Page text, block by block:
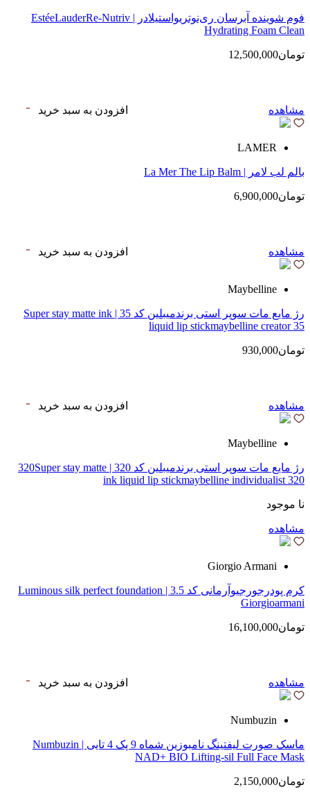
فوم شوینده آبرسان ری‌نوتریواستیلادر | EstéeLauderRe-Nutriv
Hydrating Foam Clean
تومان12,500,000
مشاهده افزودن به سبد خرید
LAMER
بالم لب لامر | La Mer The Lip Balm
تومان6,900,000
مشاهده افزودن به سبد خرید
Maybelline
رژ مایع مات سوپر استی‌ برندمیبلین کد 35 | Super stay matte ink
liquid lip stickmaybelline creator 35
تومان930,000
مشاهده افزودن به سبد خرید
Maybelline
رژ مایع مات سوپر استی‌ برندمیبلین کد 320 | 320Super stay matte
ink liquid lip stickmaybelline individualist 320
نا موجود
مشاهده
Giorgio Armani
کرم پودرجورجیوآرمانی کد 3.5 | Luminous silk perfect foundation
Giorgioarmani
تومان16,100,000
مشاهده افزودن به سبد خرید
Numbuzin
ماسک صورت لیفتینگ نامبوزین شماه 9 پک 4 تایی | Numbuzin
NAD+ BIO Lifting-sil Full Face Mask
تومان2,150,000